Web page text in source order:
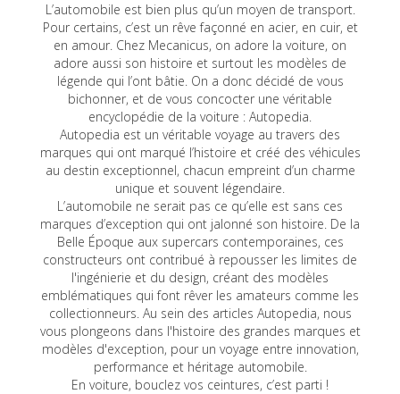
L’automobile est bien plus qu’un moyen de transport.
Pour certains, c’est un rêve façonné en acier, en cuir, et
en amour. Chez Mecanicus, on adore la voiture, on
adore aussi son histoire et surtout les modèles de
légende qui l’ont bâtie. On a donc décidé de vous
bichonner, et de vous concocter une véritable
encyclopédie de la voiture : Autopedia.
Autopedia est un véritable voyage au travers des
marques qui ont marqué l’histoire et créé des véhicules
au destin exceptionnel, chacun empreint d’un charme
unique et souvent légendaire.
L’automobile ne serait pas ce qu’elle est sans ces
marques d’exception qui ont jalonné son histoire. De la
Belle Époque aux supercars contemporaines, ces
constructeurs ont contribué à repousser les limites de
l'ingénierie et du design, créant des modèles
emblématiques qui font rêver les amateurs comme les
collectionneurs. Au sein des articles Autopedia, nous
vous plongeons dans l'histoire des grandes marques et
modèles d'exception, pour un voyage entre innovation,
performance et héritage automobile.
En voiture, bouclez vos ceintures, c’est parti !